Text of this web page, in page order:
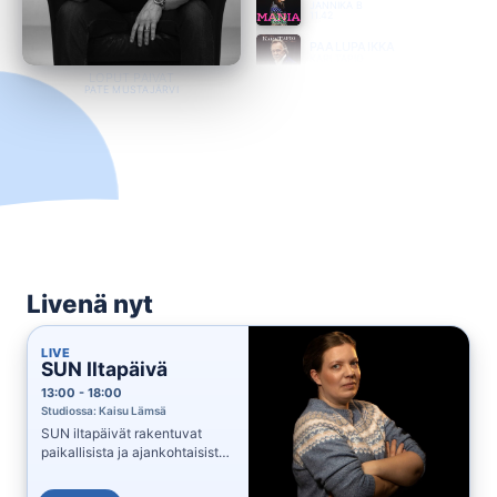
TINA TURNER
11.12
MIHIN VAAN
JANI WICKHOLM
11.08
BYE BYE BYE
DASHA
11.04
TURKU - TAMPERE
KUNINGASIDEA
10.56
LOPUT PÄIVÄT
PATE MUSTAJÄRVI
Livenä nyt
LIVE
SUN Iltapäivä
13:00 - 18:00
Studiossa: Kaisu Lämsä
SUN iltapäivät rakentuvat
paikallisista ja ajankohtaisista
Musiikkikattaukseen kuuluvat